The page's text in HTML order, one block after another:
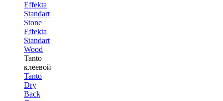
Effekta
Standart
Stone
Effekta
Standart
Wood
Tanto
клеевой
Tanto
Dry
Back